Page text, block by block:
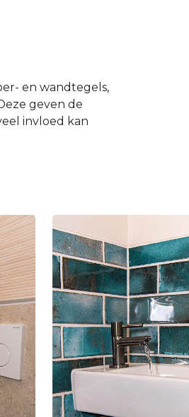
en wandtegels,
geven de
invloed kan